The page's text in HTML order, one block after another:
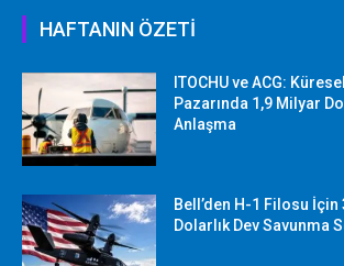
HAFTANIN ÖZETİ
ITOCHU ve ACG:
Pazarında 1,9 Milyar
Anlaşma
Bell’den H-1 Filosu İçin
Dolarlık Dev Savunma